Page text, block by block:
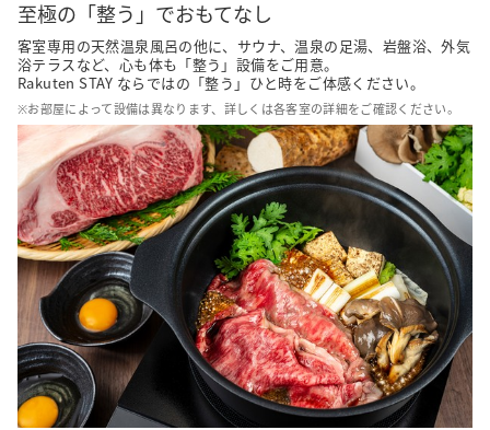
至極の「整う」でおもてなし
客室専用の天然温泉風呂の他に、サウナ、温泉の足湯、岩盤浴、外気
浴テラスなど、心も体も「整う」設備をご用意。
Rakuten STAY ならではの「整う」ひと時をご体感ください。
※お部屋によって設備は異なります、詳しくは各客室の詳細をご確認ください。